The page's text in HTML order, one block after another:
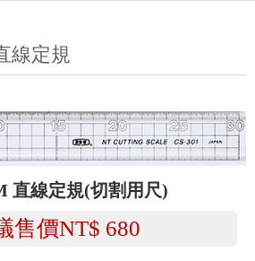
線定規
直線定規(切割用尺)
售價NT$ 680